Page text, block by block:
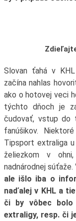
Slovan ťahá v
začína nahlas
ako o hotovej veci
týchto dňoch je
čudovať, vstup do
fanúšikov.
Tipsport extraliga
želiezkom v
nadnárodnej súťaže.
ale išlo iba o
naďalej v KHL a
či by vôbec
extraligy, resp. či